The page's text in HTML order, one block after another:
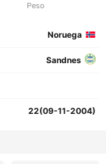
Peso
Noruega
Sandnes
22(09-11-2004)